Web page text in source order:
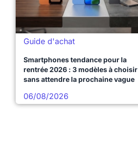
Guide d'achat
Smartphones tendance pour la
rentrée 2026 : 3 modèles à choisir
sans attendre la prochaine vague
06/08/2026